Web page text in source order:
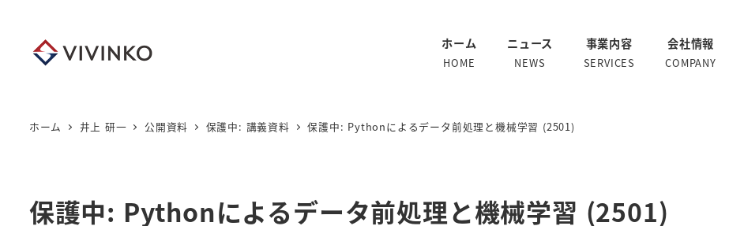
ホーム
HOME
ニュース
NEWS
事業内容
SERVICES
会社情報
COMPANY
ホーム 井上 研一 公開資料 保護中: 講義資料 保護中: Pythonによるデータ前処理と機械学習 (2501)
保護中: Pythonによるデータ前処理と機械学習 (2501)